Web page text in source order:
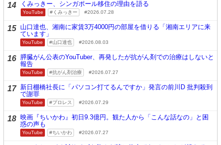
14 くみっきー、シンガポール移住の理由を語る
YouTube くみっきー 2026.07.28
15 山口達也、湘南に家賃3万4000円の部屋を借りる「湘南エリアに来
ています」
YouTube 山口達也 2026.08.03
16 膵臓がん公表のYouTuber、再発したが抗がん剤での治療はしないと
報告
YouTube 抗がん剤治療 2026.07.27
17 新日棚橋社長に「パソコン打てるんですか」発言の前川D 批判殺到
で謝罪
YouTube プロレス 2026.07.29
18 映画『ちいかわ』初日9.3億円。観た人から「こんな話なの」と困
惑の声も
YouTube ちいかわ 2026.07.27